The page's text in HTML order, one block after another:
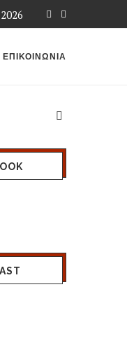
ΕΠΙΚΟΙΝΩΝΙΑ